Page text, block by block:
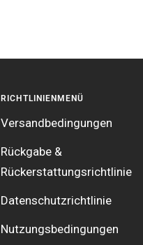
RICHTLINIENMENÜ
Versandbedingungen
Rückgabe &
Rückerstattungsrichtlinie
Datenschutzrichtlinie
Nutzungsbedingungen